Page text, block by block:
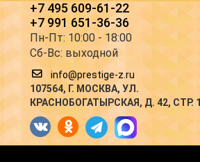
+7 495 609-61-22
+7 991 651-36-36
Пн-Пт: 10:00 - 18:00
Сб-Вс: выходной
info@prestige-z.ru
107564, Г. МОСКВА, УЛ.
КРАСНОБОГАТЫРСКАЯ, Д. 42, СТР. 1